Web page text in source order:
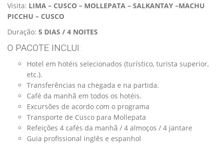
Visita: LIMA – CUSCO – MOLLEPATA – SALKANTAY –MACHU
PICCHU – CUSCO
Duração: 5 DIAS / 4 NOITES
O PACOTE INCLUI:
Hotel em hotéis selecionados (turístico, turista superior,
etc.).
Transferências na chegada e na partida.
Café da manhã em todos os hotéis.
Excursões de acordo com o programa
Transporte de Cusco para Mollepata
Refeições 4 cafés da manhã / 4 almoços / 4 jantare
Guia profissional inglês e espanhol